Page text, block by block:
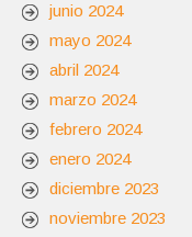
junio 2024
mayo 2024
abril 2024
marzo 2024
febrero 2024
enero 2024
diciembre 2023
noviembre 2023